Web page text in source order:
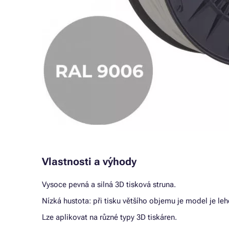
Vlastnosti a výhody
Vysoce pevná a silná 3D tisková struna.
Nízká hustota: při tisku většího objemu je model je
Lze aplikovat na různé typy 3D tiskáren.